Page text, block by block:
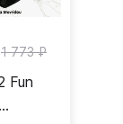
1 773 ₽
Fun